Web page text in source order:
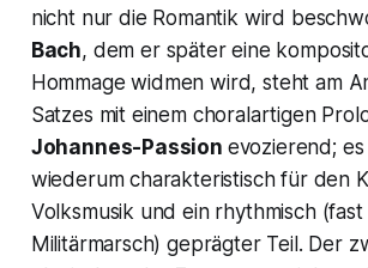
nicht nur die Romantik wird
Bach, dem er später eine
Hommage widmen wird, steht am
Satzes mit einem choralartigen
Johannes-Passion evozierend;
wiederum charakteristisch für den
Volksmusik und ein rhythmisch
Militärmarsch) geprägter Teil. Der